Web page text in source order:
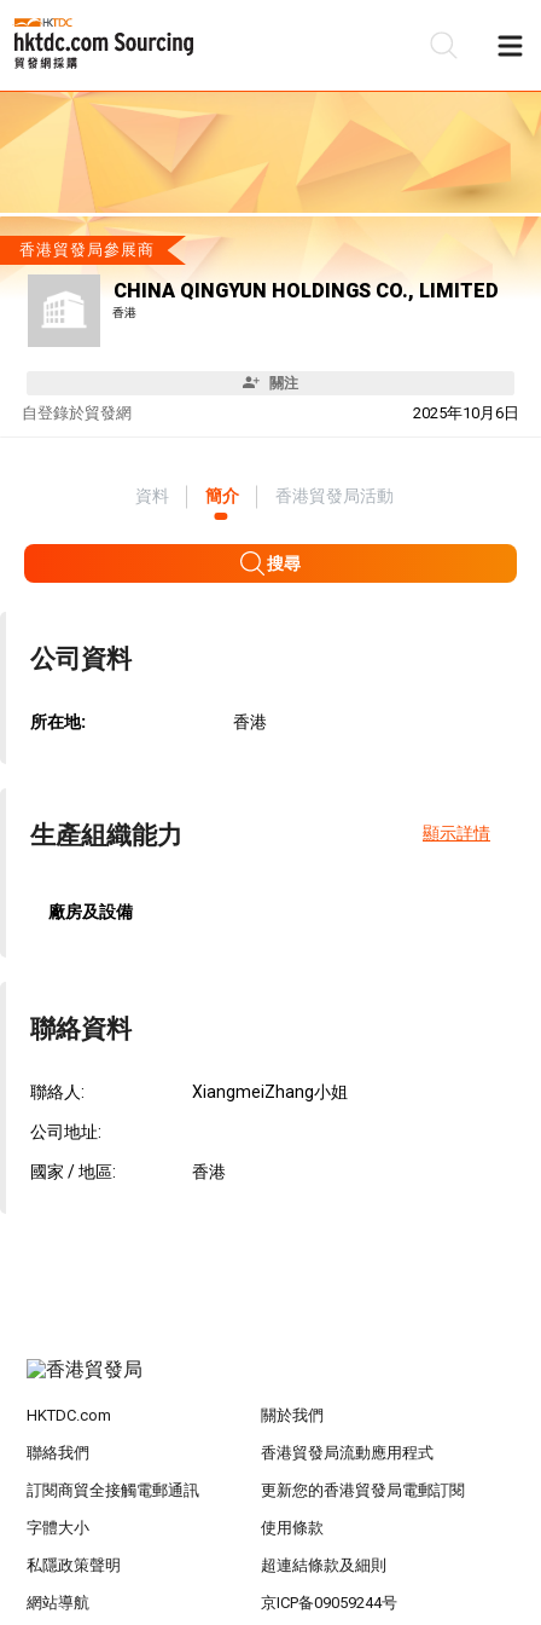
香港貿發局參展商
CHINA QINGYUN HOLDINGS CO., LIMITED
香港
關注
自 2025年10月6日
登錄於貿發網
資料 簡介 香港貿發局活動
搜尋
公司資料
所在地: 香港
生產組織能力 顯示詳情
廠房及設備
聯絡資料
聯絡人: XiangmeiZhang小姐
公司地址:
國家 / 地區: 香港
HKTDC.com 關於我們
聯絡我們 香港貿發局流動應用程式
訂閱商貿全接觸電郵通訊 更新您的香港貿發局電郵訂閱
字體大小 使用條款
私隱政策聲明 超連結條款及細則
網站導航 京ICP备09059244号